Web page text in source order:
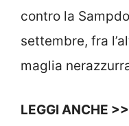
contro la
settembre, fra
maglia
LEGGI ANCHE